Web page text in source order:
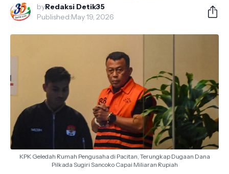
byRedaksi Detik35
Published:May 19, 2026
KPK Geledah Rumah Pengusaha di Pacitan, Terungkap Dugaan Dana
Pilkada Sugiri Sancoko Capai Miliaran Rupiah